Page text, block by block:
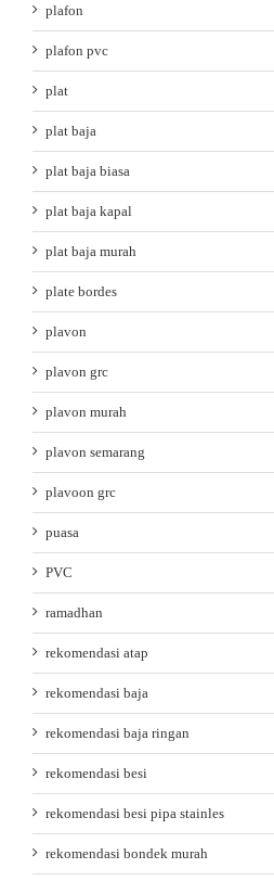
plafon
plafon pvc
plat
plat baja
plat baja biasa
plat baja kapal
plat baja murah
plate bordes
plavon
plavon grc
plavon murah
plavon semarang
plavoon grc
puasa
PVC
ramadhan
rekomendasi atap
rekomendasi baja
rekomendasi baja ringan
rekomendasi besi
rekomendasi besi pipa stainles
rekomendasi bondek murah